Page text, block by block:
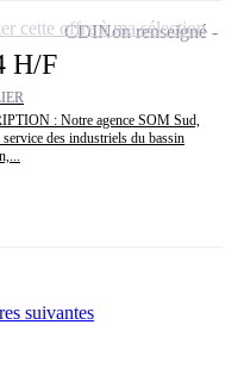
H/F
: Notre agence SOM Sud,
des industriels du bassin
CDINon renseigné
cette offre à ma sélection
suivantes